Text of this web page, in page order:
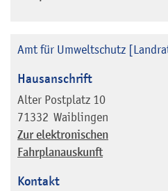
Amt für Umweltschutz
Hausanschrift
Alter Postplatz 10
71332 Waiblingen
Zur elektronischen
Fahrplanauskunft
Kontakt